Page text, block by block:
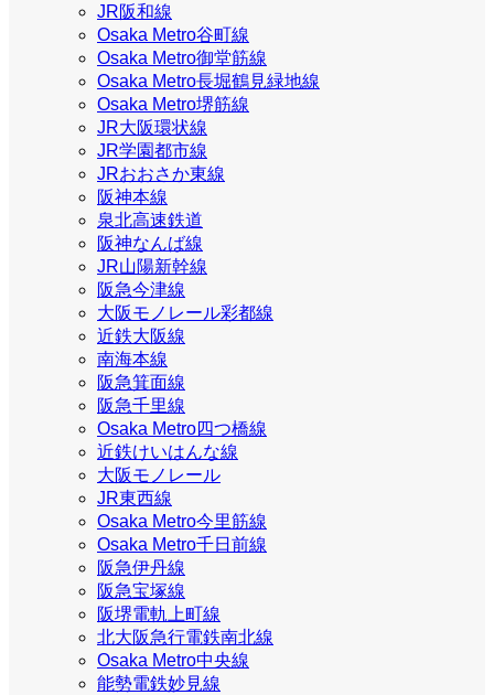
JR阪和線
Osaka Metro谷町線
Osaka Metro御堂筋線
Osaka Metro長堀鶴見緑地線
Osaka Metro堺筋線
JR大阪環状線
JR学園都市線
JRおおさか東線
阪神本線
泉北高速鉄道
阪神なんば線
JR山陽新幹線
阪急今津線
大阪モノレール彩都線
近鉄大阪線
南海本線
阪急箕面線
阪急千里線
Osaka Metro四つ橋線
近鉄けいはんな線
大阪モノレール
JR東西線
Osaka Metro今里筋線
Osaka Metro千日前線
阪急伊丹線
阪急宝塚線
阪堺電軌上町線
北大阪急行電鉄南北線
Osaka Metro中央線
能勢電鉄妙見線